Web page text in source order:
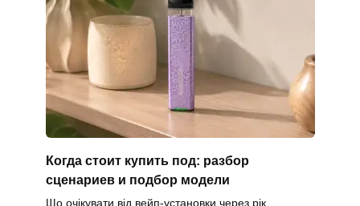
Когда стоит купить под: разбор
сценариев и подбор модели
Що очікувати від вейп-установки через рік